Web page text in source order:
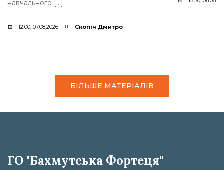
навчального […]
12:00, 07.08.2026 Скопіч Дмитро
БІЛЬШЕ МАТЕРІАЛІВ
ГО "Бахмутська Фортеця"